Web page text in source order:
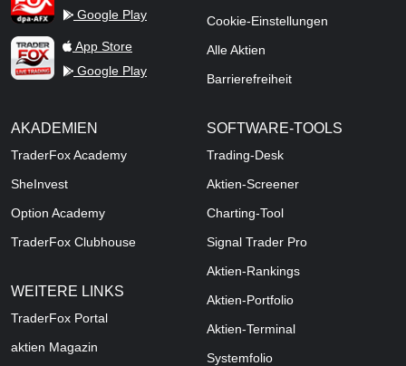
Google Play
TraderFox Live Trading
App Store
Google Play
Cookie-Einstellungen
Alle Aktien
Barrierefreiheit
AKADEMIEN
TraderFox Academy
SheInvest
Option Academy
TraderFox Clubhouse
WEITERE LINKS
TraderFox Portal
aktien Magazin
SOFTWARE-TOOLS
Trading-Desk
Aktien-Screener
Charting-Tool
Signal Trader Pro
Aktien-Rankings
Aktien-Portfolio
Aktien-Terminal
Systemfolio